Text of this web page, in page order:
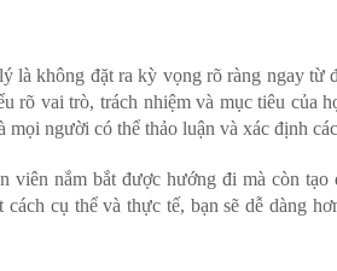
không đặt ra kỳ vọng rõ ràng ngay từ
rõ vai trò, trách nhiệm và mục tiêu của
người có thể thảo luận và xác định
nắm bắt được hướng đi mà còn tạo
cụ thể và thực tế, bạn sẽ dễ dàng